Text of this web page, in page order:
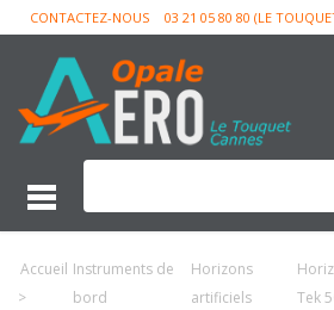
CONTACTEZ-NOUS 03 21 05 80 80 (LE
Accueil
>
Instruments de
bord
Horizons
artificiels
Tek